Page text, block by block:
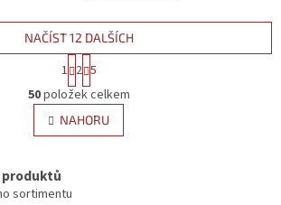
O
v
l
á
NAČÍST 12 DALŠÍCH
t
r
á
n
k
1 2 5
50položek celkem
NAHORU
produktů
sortimentu